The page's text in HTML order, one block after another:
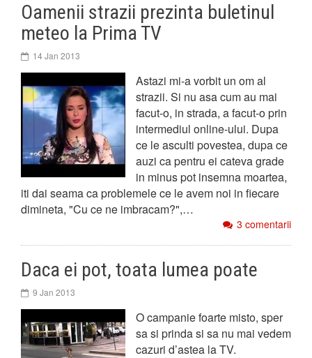
Oamenii strazii prezinta buletinul
meteo la Prima TV
14 Jan 2013
Astazi mi-a vorbit un om al
strazii. Si nu asa cum au mai
facut-o, in strada, a facut-o prin
intermediul online-ului. Dupa
ce le asculti povestea, dupa ce
auzi ca pentru ei cateva grade
in minus pot insemna moartea,
iti dai seama ca problemele ce le avem noi in fiecare
dimineta, "Cu ce ne imbracam?",…
3 comentarii
Daca ei pot, toata lumea poate
9 Jan 2013
O campanie foarte misto, sper
sa si prinda si sa nu mai vedem
cazuri d’astea la TV.